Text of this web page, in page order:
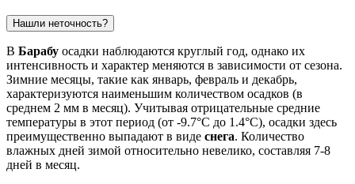
Нашли неточность?
В Барабу осадки наблюдаются круглый год, однако их
интенсивность и характер меняются в зависимости от сезона.
Зимние месяцы, такие как январь, февраль и декабрь,
характеризуются наименьшим количеством осадков (в
среднем 2 мм в месяц). Учитывая отрицательные средние
температуры в этот период (от -9.7°C до 1.4°C), осадки здесь
преимущественно выпадают в виде снега. Количество
влажных дней зимой относительно невелико, составляя 7-8
дней в месяц.